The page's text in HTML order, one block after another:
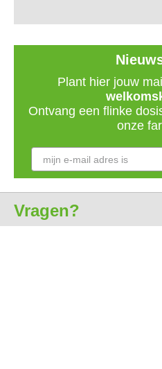
Plant hier jouw
Ontvang een flinke
onze
Vragen?